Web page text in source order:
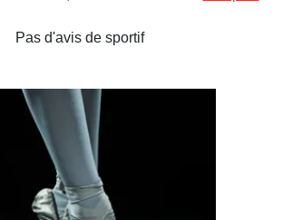
Pas d'avis de sportif